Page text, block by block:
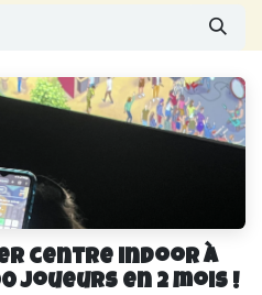
centre indoor à
joueurs en 2 mois !